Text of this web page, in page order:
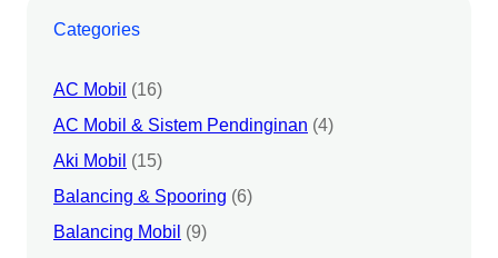
Categories
AC Mobil (16)
AC Mobil & Sistem Pendinginan (4)
Aki Mobil (15)
Balancing & Spooring (6)
Balancing Mobil (9)